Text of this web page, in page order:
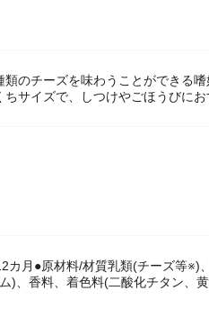
のチーズを味わうことができる嗜
サイズで、しつけやごほうびにお
月●原材料/材質乳類(チーズ等※)
)、香料、着色料(二酸化チタン、